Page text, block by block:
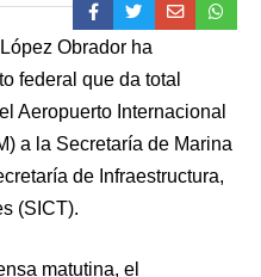
Obrador ha
federal que da total
Aeropuerto Internacional
a la Secretaría de Marina
de Infraestructura,
(SICT).
matutina, el